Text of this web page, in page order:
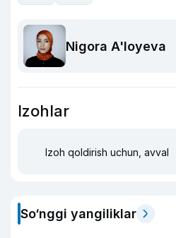
Nigora A'loyeva
Izohlar
Izoh qoldirish uchun, avval
So‘nggi yangiliklar